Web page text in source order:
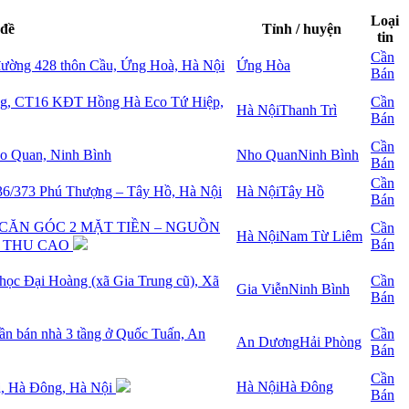
Tỉnh / huyện
Loại
tin
428 thôn Cầu, Ứng Hoà, Hà Nội Ứng Hòa
Cần
Bán
CT16 KĐT Hồng Hà Eco Tứ Hiệp,
Hà NộiThanh Trì
Cần
Bán
Quan, Ninh Bình Nho QuanNinh Bình
Cần
Bán
373 Phú Thượng – Tây Hồ, Hà Nội Hà NộiTây Hồ
Cần
Bán
GÓC 2 MẶT TIỀN – NGUỒN
CAO
Hà NộiNam Từ Liêm
Cần
Bán
Đại Hoàng (xã Gia Trung cũ), Xã
Gia ViễnNinh Bình
Cần
Bán
bán nhà 3 tầng ở Quốc Tuấn, An
An DươngHải Phòng
Cần
Bán
Hà Đông, Hà Nội Hà NộiHà Đông
Cần
Bán